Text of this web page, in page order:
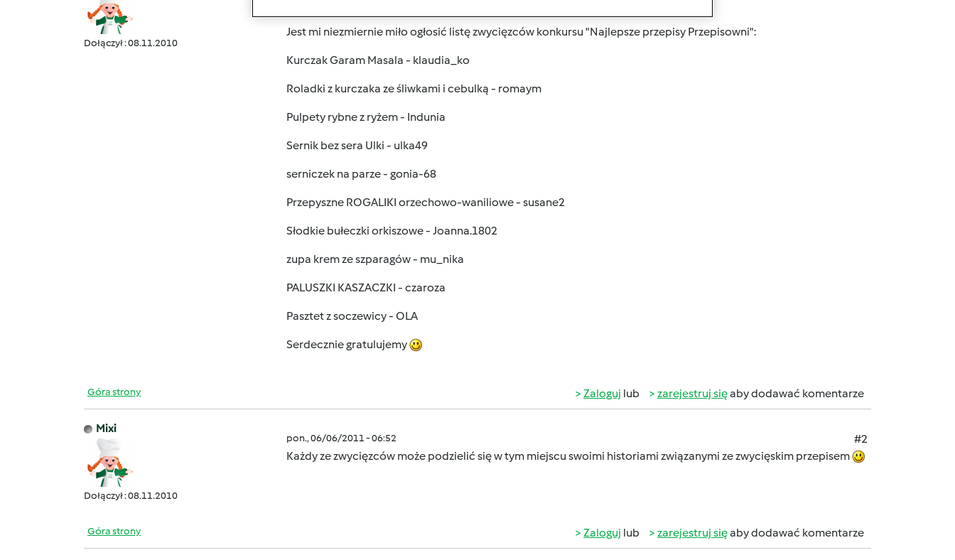
Dołączył : 08.11.2010
Jest mi niezmiernie miło ogłosić listę zwycięzców konkursu "Najlepsze przepisy Przepisowni":
Kurczak Garam Masala - klaudia_ko
Roladki z kurczaka ze śliwkami i cebulką - romaym
Pulpety rybne z ryżem - Indunia
Sernik bez sera Ulki - ulka49
serniczek na parze - gonia-68
Przepyszne ROGALIKI orzechowo-waniliowe - susane2
Słodkie bułeczki orkiszowe - Joanna.1802
zupa krem ze szparagów - mu_nika
PALUSZKI KASZACZKI - czaroza
Pasztet z soczewicy - OLA
Serdecznie gratulujemy
Góra strony Zaloguj lub zarejestruj sięaby dodawać komentarze
Mixi
Dołączył : 08.11.2010
pon., 06/06/2011 - 06:52
#2
Każdy ze zwycięzców może podzielić się w tym miejscu swoimi historiami związanymi ze zwycięskim przepisem
Góra strony Zaloguj lub zarejestruj sięaby dodawać komentarze